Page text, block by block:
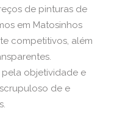
de pinturas de
em Matosinhos
competitivos, além
pela objetividade e
de e